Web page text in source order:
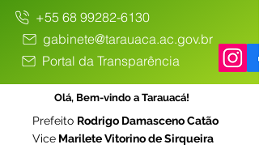
+55 68 99282-6130
gabinete@tarauaca.ac.gov.br
Portal da Transparência
Olá, Bem-vindo a Tarauacá!
Prefeito Rodrigo Damasceno Catão
Vice Marilete Vitorino de Sirqueira